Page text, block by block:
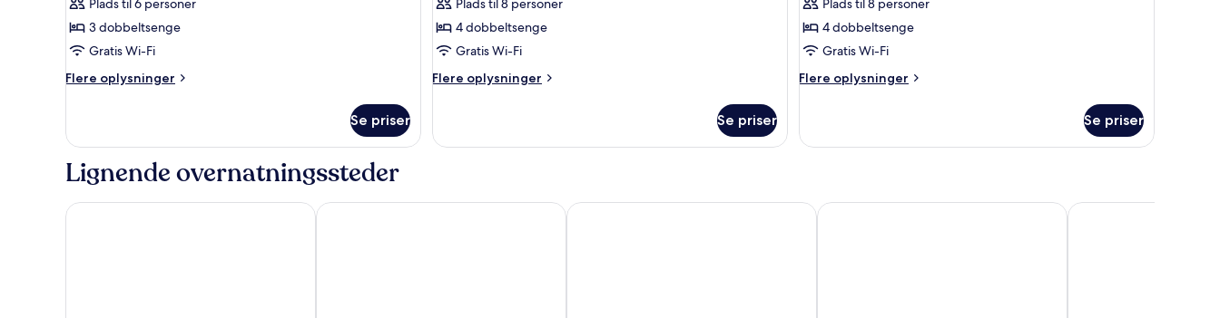
Standardbungalow
(6-
persoons
Plads til 6 personer
3 dobbeltsenge
Gratis Wi-Fi
Flere oplysninger
Flere
(6-
bungalow)
Se priser
Comfort-
bungalow
(8-
bungalow)
Plads til 8 personer
4 dobbeltsenge
Gratis Wi-Fi
Flere oplysninger
Flere
bungalow
Se priser
Comfort-
bungalow
(8-
bungalow)
Plads til 8 personer
4 dobbeltsenge
Gratis Wi-Fi
Flere oplysninger
Flere
bungalow
Se priser
Lignende overnatningssteder
Hotel Marselis Hotel GUESTapart Daniel&Jacob's urban studios and apartmentsRadisson Blu Scandinavia Hotel, AarhusScandic Opus Horsens